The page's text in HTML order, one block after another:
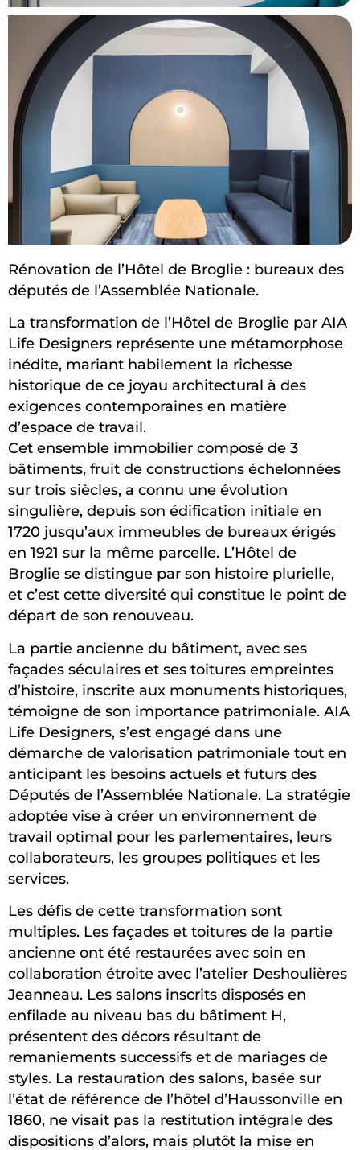
Rénovation de l’Hôtel de Broglie : bureaux des
députés de l’Assemblée Nationale.
La transformation de l’Hôtel de Broglie par AIA
Life Designers représente une métamorphose
inédite, mariant habilement la richesse
historique de ce joyau architectural à des
exigences contemporaines en matière
d’espace de travail.
Cet ensemble immobilier composé de 3
bâtiments, fruit de constructions échelonnées
sur trois siècles, a connu une évolution
singulière, depuis son édification initiale en
1720 jusqu’aux immeubles de bureaux érigés
en 1921 sur la même parcelle. L’Hôtel de
Broglie se distingue par son histoire plurielle,
et c’est cette diversité qui constitue le point de
départ de son renouveau.
La partie ancienne du bâtiment, avec ses
façades séculaires et ses toitures empreintes
d’histoire, inscrite aux monuments historiques,
témoigne de son importance patrimoniale. AIA
Life Designers, s’est engagé dans une
démarche de valorisation patrimoniale tout en
anticipant les besoins actuels et futurs des
Députés de l’Assemblée Nationale. La stratégie
adoptée vise à créer un environnement de
travail optimal pour les parlementaires, leurs
collaborateurs, les groupes politiques et les
services.
Les défis de cette transformation sont
multiples. Les façades et toitures de la partie
ancienne ont été restaurées avec soin en
collaboration étroite avec l’atelier Deshoulières
Jeanneau. Les salons inscrits disposés en
enfilade au niveau bas du bâtiment H,
présentent des décors résultant de
remaniements successifs et de mariages de
styles. La restauration des salons, basée sur
l’état de référence de l’hôtel d’Haussonville en
1860, ne visait pas la restitution intégrale des
dispositions d’alors, mais plutôt la mise en